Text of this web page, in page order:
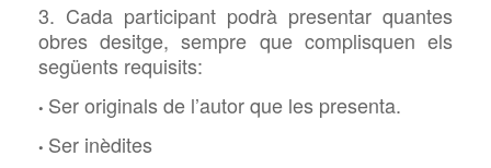
3. Cada participant podrà presentar quantes
obres desitge, sempre que complisquen els
següents requisits:
• Ser originals de l’autor que les presenta.
• Ser inèdites